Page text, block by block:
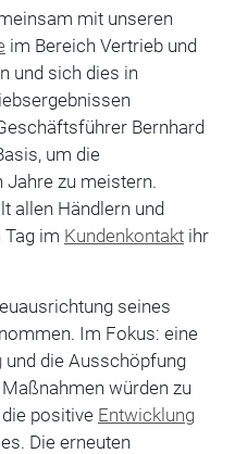
mit unseren
im Bereich Vertrieb und
und sich dies in
Bernhard
um die
zu meistern.
allen Händlern und
Tag im Kundenkontaktihr
seines
Im Fokus: eine
und die Ausschöpfung
würden zu
positive Entwicklung
Die erneuten